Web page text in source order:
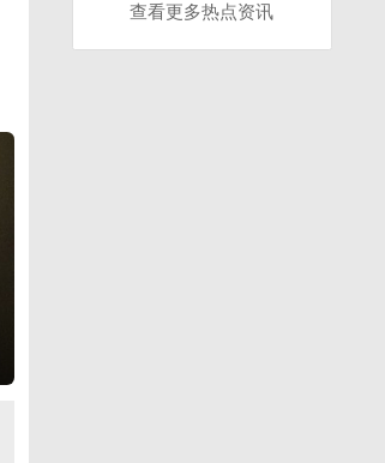
查看更多热点资讯
查看更多热点资讯